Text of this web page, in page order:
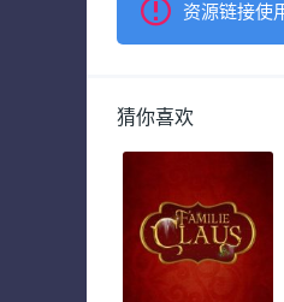
资源链接使
猜你喜欢